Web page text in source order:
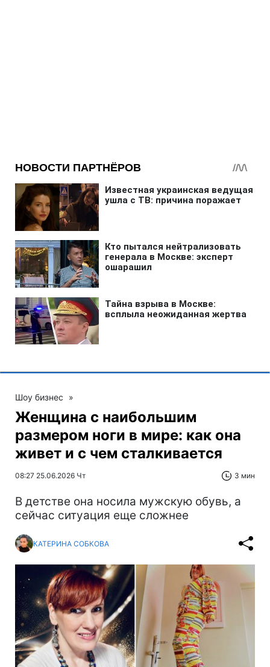
Шоу бизнес »
Женщина с наибольшим
размером ноги в мире: как она
живет и с чем сталкивается
08:27 25.06.2026 Чт 3 мин
В детстве она носила мужскую обувь, а
сейчас ситуация еще сложнее
КАТЕРИНА СОБКОВА